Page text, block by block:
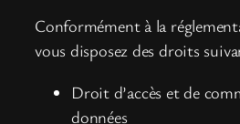
Conformément à la
vous disposez des droits
Droit d’accès et de
données